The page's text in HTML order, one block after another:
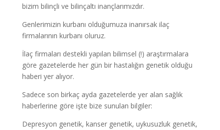
bizim bilinçli ve bilinçaltı inançlarımızdır.
Genlerimizin kurbanı olduğumuza inanırsak ilaç
firmalarının kurbanı oluruz.
İlaç firmaları destekli yapılan bilimsel (!) araştırmalara
göre gazetelerde her gün bir hastalığın genetik olduğu
haberi yer alıyor.
Sadece son birkaç ayda gazetelerde yer alan sağlık
haberlerine göre işte bize sunulan bilgiler:
Depresyon genetik, kanser genetik, uykusuzluk genetik,